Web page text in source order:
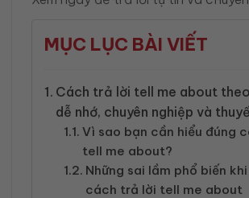
MỤC LỤC BÀI VIẾT
Cách trả lời tell me about
dễ nhớ, chuyên nghiệp và
Vì sao bạn cần hiểu đúng
tell me about?
Những sai lầm phổ biến
cách trả lời tell me about